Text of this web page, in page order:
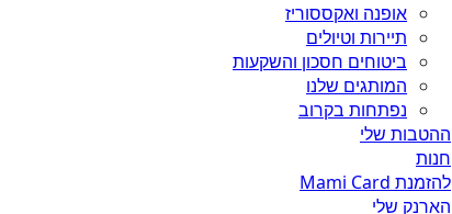
אופנה ואקססוריז
תיירות וטיולים
ביטוחים חסכון והשקעות
המותגים שלנו
נפתחות בקרוב
ההטבות שלי
חנות
להזמנת Mami Card
הארנק שלי